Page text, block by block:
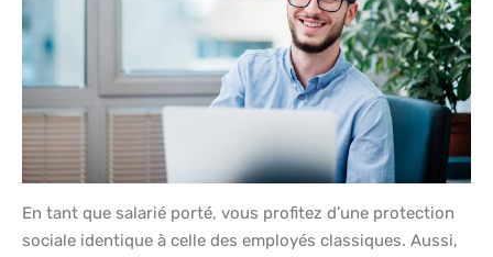
En tant que salarié porté, vous profitez d’une protection
sociale identique à celle des employés classiques. Aussi,